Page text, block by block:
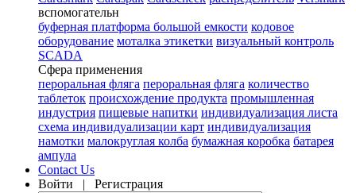
вспомогательн
буферная платформа большой емкости кодовое
оборудование моталка этикетки визуальный контроль
SCADA
Сфера применения
пероральная фляга пероральная фляга количество
таблеток происхождение продукта промышленная
индустрия пищевые напитки индивидуализация листа
схема индивидуализации карт индивидуализация
намотки малокруглая колба бумажная коробка батарея
ампула
Contact Us
Войти | Регистрация